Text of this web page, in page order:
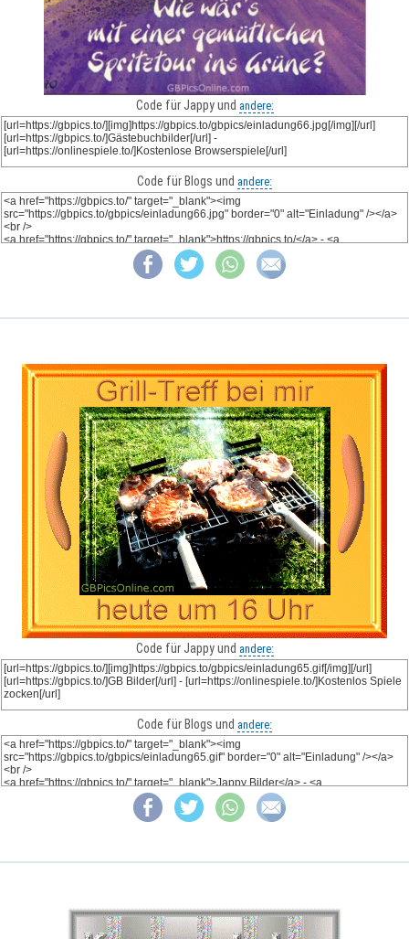
Code für Jappy und andere:
Code für Blogs und andere:
Code für Jappy und andere:
Code für Blogs und andere: